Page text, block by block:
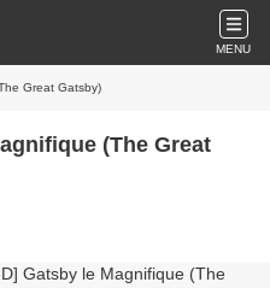
MENU
Great Gatsby)
(The Great